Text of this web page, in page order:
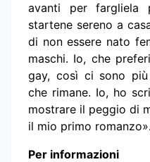
avanti per fargliela
startene sereno a
di non essere nato
maschi. Io, che
gay, così ci sono
che rimane. Io, ho
mostrare il peggio di
il mio primo romanzo».
Per informazioni